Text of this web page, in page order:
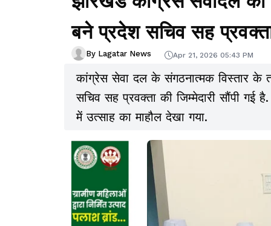
बने प्रदेश सचिव सह
By Lagatar News Apr 21, 2026 05:43 PM
कांग्रेस सेवा दल के संगठनात्मक विस्तार
सचिव सह प्रवक्ता की जिम्मेदारी सौंपी गई
में उत्साह का माहौल देखा गया.